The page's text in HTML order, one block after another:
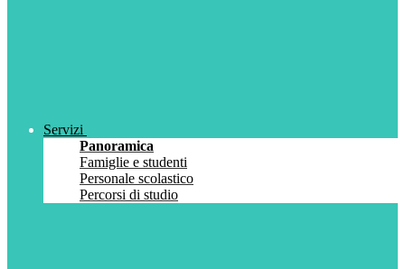
Servizi
Panoramica
Famiglie e studenti
Personale scolastico
Percorsi di studio